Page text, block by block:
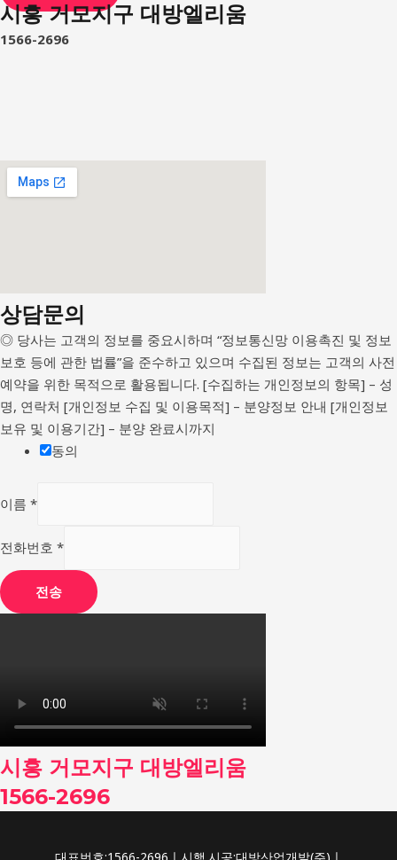
시흥 거모지구 대방엘리움
1566-2696
상담문의
◎ 당사는 고객의 정보를 중요시하며 “정보통신망 이용촉진 및 정보
보호 등에 관한 법률”을 준수하고 있으며 수집된 정보는 고객의 사전
예약을 위한 목적으로 활용됩니다. [수집하는 개인정보의 항목] – 성
명, 연락처 [개인정보 수집 및 이용목적] – 분양정보 안내 [개인정보
보유 및 이용기간] – 분양 완료시까지
동의
이름 *
전화번호 *
전송
시흥 거모지구 대방엘리움
1566-2696
대표번호:1566-2696ㅣ시행.시공:대방산업개발(주)ㅣ